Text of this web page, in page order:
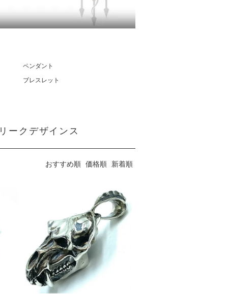
ペンダント
ブレスレット
ークデザインス
おすすめ順 価格順 新着順